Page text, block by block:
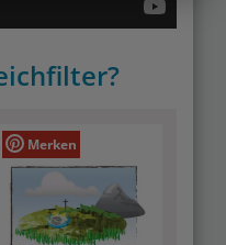
Merken